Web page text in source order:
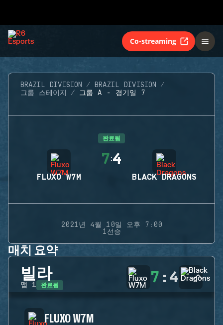
Co-streaming
BRAZIL DIVISION
BRAZIL DIVISION
그룹 스테이지
그룹 A - 경기일 7
완료됨
FLUXO W7M
7:4
BLACK DRAGONS
2021년 4월 10일 오후 7:00
1선승
매치 요약
빌라
맵 1 완료됨 7 : 4
FLUXO W7M